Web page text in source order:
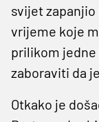
svijet
vrijeme koje
prilikom jedne
zaboraviti da
Otkako je